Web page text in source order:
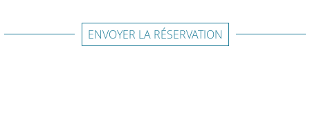
ENVOYER LA RÉSERVATION